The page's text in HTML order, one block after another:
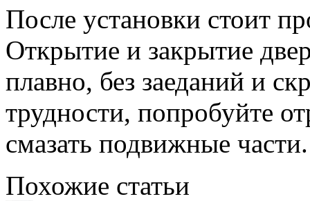
После установки стоит
Открытие и закрытие
плавно, без заеданий и
трудности, попробуйте
смазать подвижные части.
Похожие статьи